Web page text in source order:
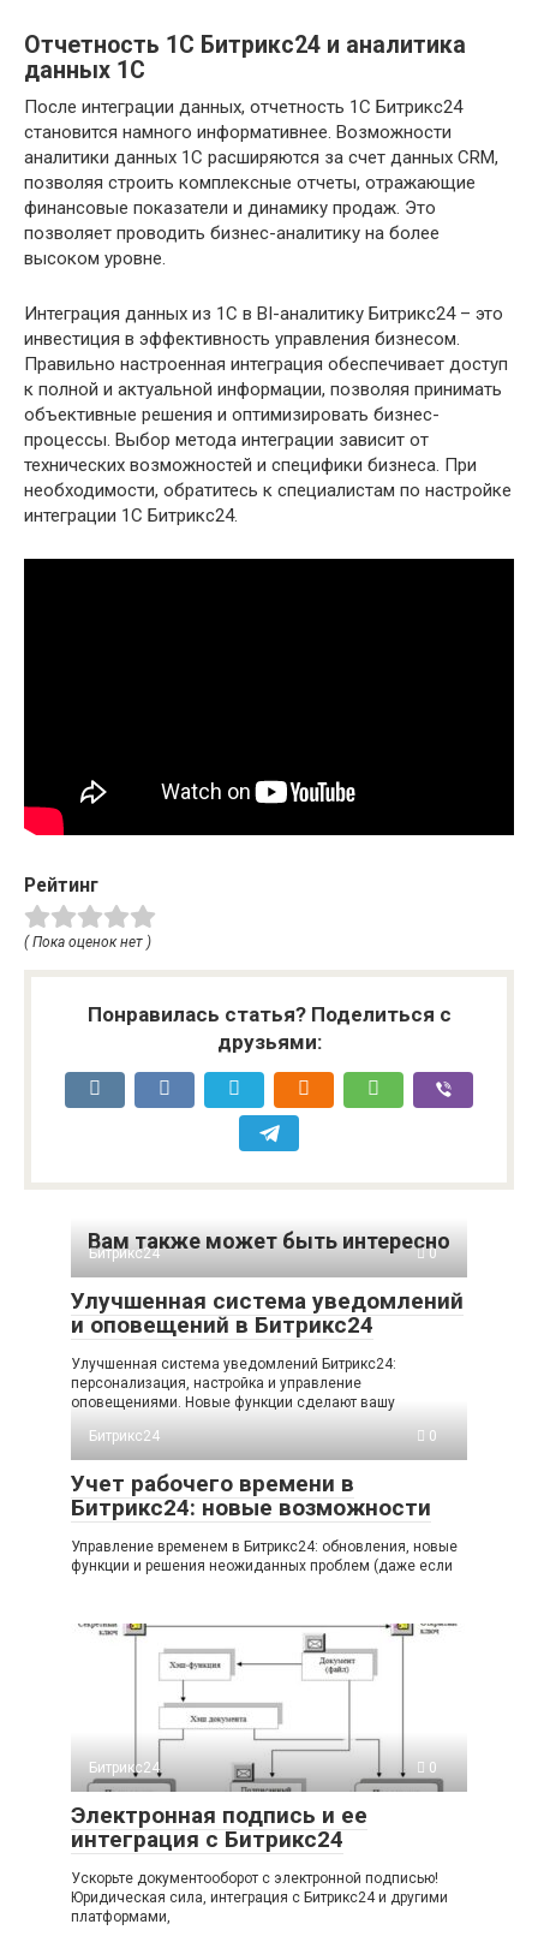
Отчетность 1С Битрикс24 и аналитика
данных 1С
После интеграции данных, отчетность 1С Битрикс24
становится намного информативнее. Возможности
аналитики данных 1С расширяются за счет данных CRM,
позволяя строить комплексные отчеты, отражающие
финансовые показатели и динамику продаж. Это
позволяет проводить бизнес-аналитику на более
высоком уровне.
Интеграция данных из 1С в BI-аналитику Битрикс24 – это
инвестиция в эффективность управления бизнесом.
Правильно настроенная интеграция обеспечивает доступ
к полной и актуальной информации, позволяя принимать
объективные решения и оптимизировать бизнес-
процессы. Выбор метода интеграции зависит от
технических возможностей и специфики бизнеса. При
необходимости, обратитесь к специалистам по настройке
интеграции 1С Битрикс24.
Рейтинг
( Пока оценок нет )
Понравилась статья? Поделиться с
друзьями:
Вам также может быть интересно
Битрикс24 0
Улучшенная система уведомлений
и оповещений в Битрикс24
Улучшенная система уведомлений Битрикс24:
персонализация, настройка и управление
оповещениями. Новые функции сделают вашу
Битрикс24
0
Учет рабочего времени в
Битрикс24: новые возможности
Управление временем в Битрикс24: обновления, новые
функции и решения неожиданных проблем (даже если
Битрикс24 0
Электронная подпись и ее
интеграция с Битрикс24
Ускорьте документооборот с электронной подписью!
Юридическая сила, интеграция с Битрикс24 и другими
платформами,